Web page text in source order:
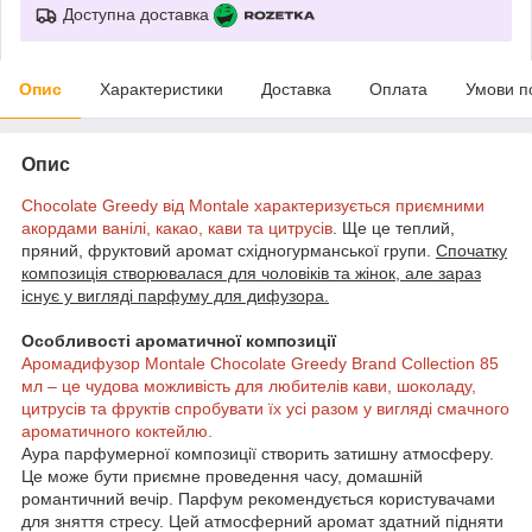
Доступна доставка
Опис Характеристики Доставка Оплата Умови
Опис
Chocolate Greedy від Montale характеризується приємними
акордами ванілі, какао, кави та цитрусів . Ще це теплий,
пряний, фруктовий аромат східногурманської групи. Спочатку
композиція створювалася для чоловіків та жінок, але зараз
існує у вигляді парфуму для дифузора.
Особливості ароматичної композиції
Аромадифузор Montale Chocolate Greedy Brand Collection 85
мл – це чудова можливість для любителів кави, шоколаду,
цитрусів та фруктів спробувати їх усі разом у вигляді смачного
ароматичного коктейлю.
Аура парфумерної композиції створить затишну атмосферу.
Це може бути приємне проведення часу, домашній
романтичний вечір. Парфум рекомендується користувачами
для зняття стресу. Цей атмосферний аромат здатний підняти